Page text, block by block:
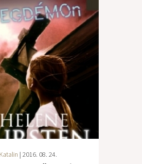
| 2016. 08. 24.